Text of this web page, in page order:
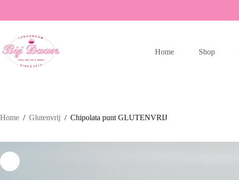
de
Home Shop
Home / Glutenvrij / Chipolata punt GLUTENVRIJ